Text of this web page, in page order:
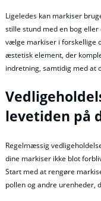
Ligeledes kan markiser
stille stund med en bog
vælge markiser i forskellige
æstetisk element, der
indretning, samtidig med at
levetiden på
Regelmæssig
dine markiser ikke blot
Start med at rengøre
pollen og andre urenheder,